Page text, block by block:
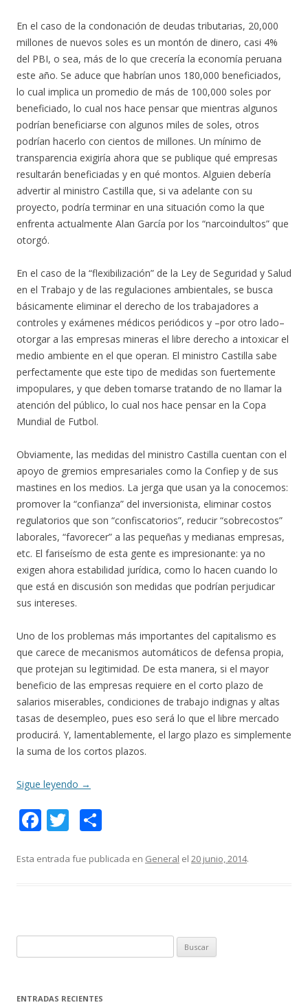
En el caso de la condonación de deudas tributarias, 20,000
millones de nuevos soles es un montón de dinero, casi 4%
del PBI, o sea, más de lo que crecería la economía peruana
este año. Se aduce que habrían unos 180,000 beneficiados,
lo cual implica un promedio de más de 100,000 soles por
beneficiado, lo cual nos hace pensar que mientras algunos
podrían beneficiarse con algunos miles de soles, otros
podrían hacerlo con cientos de millones. Un mínimo de
transparencia exigiría ahora que se publique qué empresas
resultarán beneficiadas y en qué montos. Alguien debería
advertir al ministro Castilla que, si va adelante con su
proyecto, podría terminar en una situación como la que
enfrenta actualmente Alan García por los “narcoindultos” que
otorgó.
En el caso de la “flexibilización” de la Ley de Seguridad y Salud
en el Trabajo y de las regulaciones ambientales, se busca
básicamente eliminar el derecho de los trabajadores a
controles y exámenes médicos periódicos y –por otro lado–
otorgar a las empresas mineras el libre derecho a intoxicar el
medio ambiente en el que operan. El ministro Castilla sabe
perfectamente que este tipo de medidas son fuertemente
impopulares, y que deben tomarse tratando de no llamar la
atención del público, lo cual nos hace pensar en la Copa
Mundial de Futbol.
Obviamente, las medidas del ministro Castilla cuentan con el
apoyo de gremios empresariales como la Confiep y de sus
mastines en los medios. La jerga que usan ya la conocemos:
promover la “confianza” del inversionista, eliminar costos
regulatorios que son “confiscatorios”, reducir “sobrecostos”
laborales, “favorecer” a las pequeñas y medianas empresas,
etc. El fariseísmo de esta gente es impresionante: ya no
exigen ahora estabilidad jurídica, como lo hacen cuando lo
que está en discusión son medidas que podrían perjudicar
sus intereses.
Uno de los problemas más importantes del capitalismo es
que carece de mecanismos automáticos de defensa propia,
que protejan su legitimidad. De esta manera, si el mayor
beneficio de las empresas requiere en el corto plazo de
salarios miserables, condiciones de trabajo indignas y altas
tasas de desempleo, pues eso será lo que el libre mercado
producirá. Y, lamentablemente, el largo plazo es simplemente
la suma de los cortos plazos.
Sigue leyendo →
F
e
o
k
T
itt m
ti
r
Esta entrada fue publicada en General el 20 junio, 2014.
u
c
ENTRADAS RECIENTES